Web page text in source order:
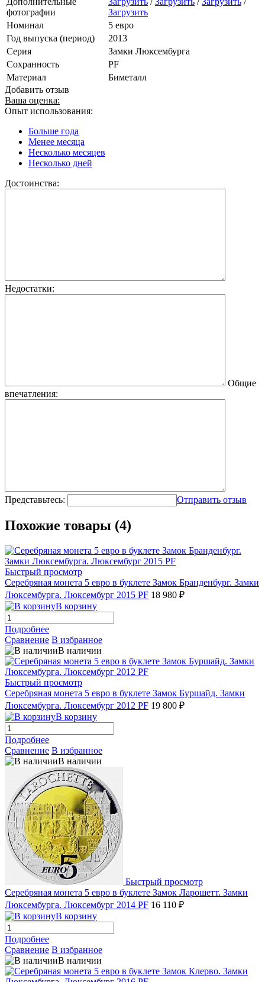
фотографии
Загрузить
Номинал
5 евро
Год выпуска (период)
2013
Серия
Замки Люксембурга
Сохранность
PF
Материал
Биметалл
Добавить отзыв
Ваша оценка:
Опыт использования:
Больше года
Менее месяца
Несколько месяцев
Несколько дней
Достоинства:
Недостатки:
Общие
впечатления:
Представьтесь: Отправить отзыв
Похожие товары (4)
Быстрый просмотр
Серебряная монета 5 евро в буклете Замок Бранденбург. Замки
Люксембурга. Люксембург 2015 PF 18 980 ₽
В корзину
Подробнее
Сравнение В избранное
В наличии
Быстрый просмотр
Серебряная монета 5 евро в буклете Замок Буршайд. Замки
Люксембурга. Люксембург 2012 PF 19 800 ₽
В корзину
Подробнее
Сравнение В избранное
В наличии
Быстрый просмотр
Серебряная монета 5 евро в буклете Замок Ларошетт. Замки
Люксембурга. Люксембург 2014 PF 16 110 ₽
В корзину
Подробнее
Сравнение В избранное
В наличии